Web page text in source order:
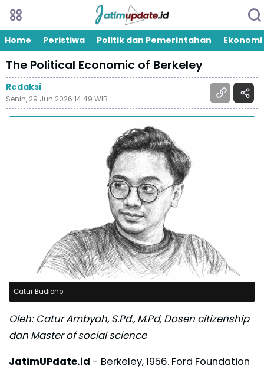
Home Peristiwa Politik dan Pemerintahan Ekonomi
The Political Economic of Berkeley
Redaksi
Senin, 29 Jun 2026 14:49 WIB
Catur Budiono
Oleh: Catur Ambyah, S.Pd., M.Pd, Dosen citizenship
dan Master of social science
JatimUPdate.id - Berkeley, 1956. Ford Foundation